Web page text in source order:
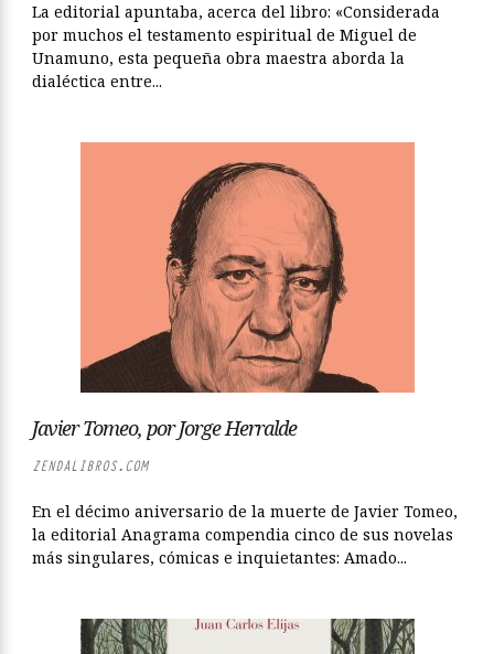
La editorial apuntaba, acerca del libro: «Considerada
por muchos el testamento espiritual de Miguel de
Unamuno, esta pequeña obra maestra aborda la
dialéctica entre...
Javier Tomeo, por Jorge Herralde
ZENDALIBROS.COM
En el décimo aniversario de la muerte de Javier Tomeo,
la editorial Anagrama compendia cinco de sus novelas
más singulares, cómicas e inquietantes: Amado...